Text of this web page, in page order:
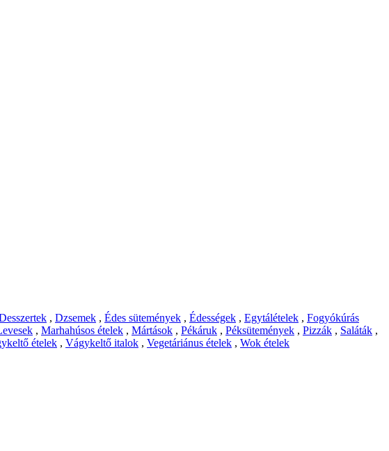
, Dzsemek , Édes sütemények , Édességek , Egytálételek , Fogyókúrás
, Marhahúsos ételek , Mártások , Pékáruk , Péksütemények , Pizzák , Saláták ,
ételek , Vágykeltő italok , Vegetáriánus ételek , Wok ételek